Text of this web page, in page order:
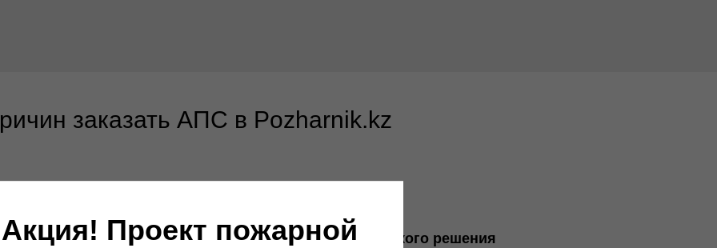
заказать АПС в Pozharnik.kz
Гибкость технического решения
Акция! Проект пожарной